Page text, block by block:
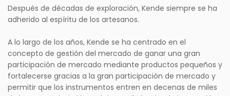
Después de décadas de exploración, Kende siempre se ha
adherido al espíritu de los artesanos.
A lo largo de los años, Kende se ha centrado en el
concepto de gestión del mercado de ganar una gran
participación de mercado mediante productos pequeños y
fortalecerse gracias a la gran participación de mercado y
permitir que los instrumentos entren en decenas de miles